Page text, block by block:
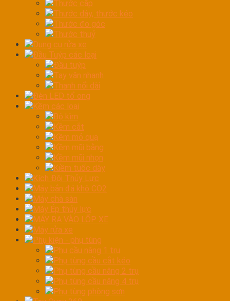
Thước cặp
Thước dây, thước kéo
Thước đo góc
Thước thuỷ
Dụng cụ rửa xe
Đầu Tuýp các loại
Đầu tuýp
Tay vặn nhanh
Thanh nối dài
Đèn LED tổ ong
Kềm các loại
Bộ kìm
Kềm cắt
Kềm mỏ quạ
Kềm mũi bằng
Kềm mũi nhọn
Kiềm tuốc dây
Kích Đội Thủy Lực
Máy bắn đá khô CO2
Máy chà sàn
Máy Ép thủy lực
MÁY RA VÀO LỐP XE
Máy rửa xe
Phụ kiện - phụ tùng
Phụ cầu nâng 1 trụ
Phụ tùng cầu cắt kéo
Phụ tùng cầu nâng 2 trụ
Phụ tùng cầu nâng 4 trụ
Phụ tùng phòng sơn